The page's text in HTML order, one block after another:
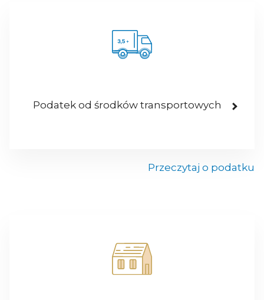
Podatek od środków transportowych
Przeczytaj o podatku